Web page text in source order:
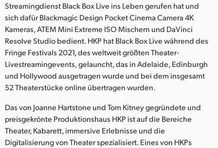
Korea
Mexico
Malaysia
Netherlands
Norway
Poland
Streamingdienst Black Box Live ins Leben gerufen hat und
sich dafür Blackmagic Design Pocket Cinema Camera 4K
Kameras, ATEM Mini Extreme ISO Mischern und DaVinci
Resolve Studio bedient. HKP hat Black Box Live während des
Fringe Festivals 2021, des weltweit größten Theater-
Livestreamingevents, gelauncht, das in Adelaide, Edinburgh
und Hollywood ausgetragen wurde und bei dem insgesamt
52 Theaterstücke online übertragen wurden.
Das von Joanne Hartstone und Tom Kitney gegründete und
preisgekrönte Produktionshaus HKP ist auf die Bereiche
Theater, Kabarett, immersive Erlebnisse und die
Digitalisierung von Theater spezialisiert. Eines von HKPs